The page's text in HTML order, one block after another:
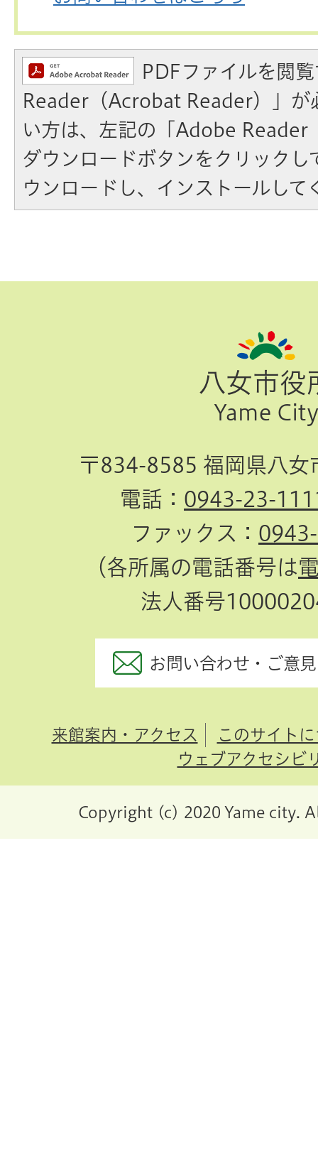
PDFファイルを閲
Reader（Acrobat Reader）」が
い方は、左記の「Adobe
ダウンロードボタンをクリックし
ウンロードし、インストールして
八女市役
Yame City
〒834-8585 福岡県八女
電話： 0943-23-
ファックス：
（各所属の電話番号は
法人番号
お問い合わせ・ご意
来館案内・アクセス
このサイト
ウェブアクセシビ
Copyright (c) 2020 Yame city.